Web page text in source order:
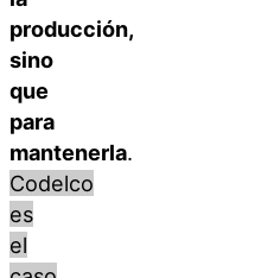
producción,
sino
que
para
mantenerla.
Codelco
es
el